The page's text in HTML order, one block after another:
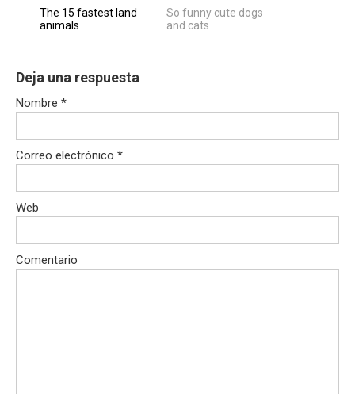
The 15 fastest land
animals
So funny cute dogs
and cats
Deja una respuesta
Nombre *
Correo electrónico *
Web
Comentario